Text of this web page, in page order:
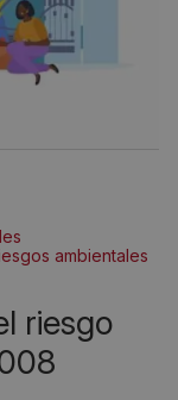
ambientales